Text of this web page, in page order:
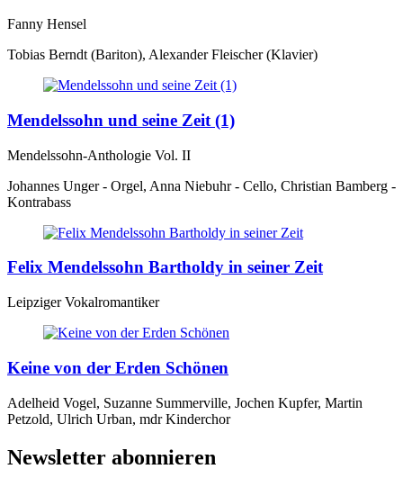
Fanny Hensel
Tobias Berndt (Bariton), Alexander Fleischer (Klavier)
Mendelssohn und seine Zeit (1)
Mendelssohn-Anthologie Vol. II
Johannes Unger - Orgel, Anna Niebuhr - Cello, Christian Bamberg -
Kontrabass
Felix Mendelssohn Bartholdy in seiner Zeit
Leipziger Vokalromantiker
Keine von der Erden Schönen
Adelheid Vogel, Suzanne Summerville, Jochen Kupfer, Martin
Petzold, Ulrich Urban, mdr Kinderchor
Newsletter abonnieren